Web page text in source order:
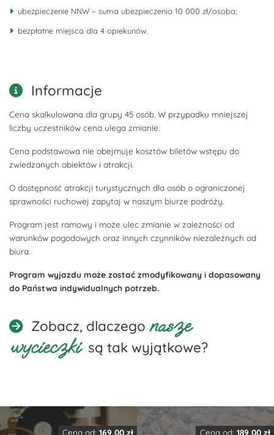
ubezpieczenie NNW – suma ubezpieczenia 10 000 zł/osoba;
bezpłatne miejsca dla 4 opiekunów.
Informacje
Cena skalkulowana dla grupy 45 osób. W przypadku mniejszej
liczby uczestników cena ulega zmianie.
Cena podstawowa nie obejmuje kosztów biletów wstępu do
zwiedzanych obiektów i atrakcji.
O dostępność atrakcji turystycznych dla osób o ograniczonej
sprawności ruchowej zapytaj w naszym biurze podróży.
Program jest ramowy i może ulec zmianie w zależności od
warunków pogodowych oraz innych czynników niezależnych od
biura.
Program wyjazdu może zostać zmodyfikowany i dopasowany
do Państwa indywidualnych potrzeb.
Zobacz, dlaczego nasze
wycieczki są tak wyjątkowe?
Cena od: 169,00 zł Cena od: 189,00 zł